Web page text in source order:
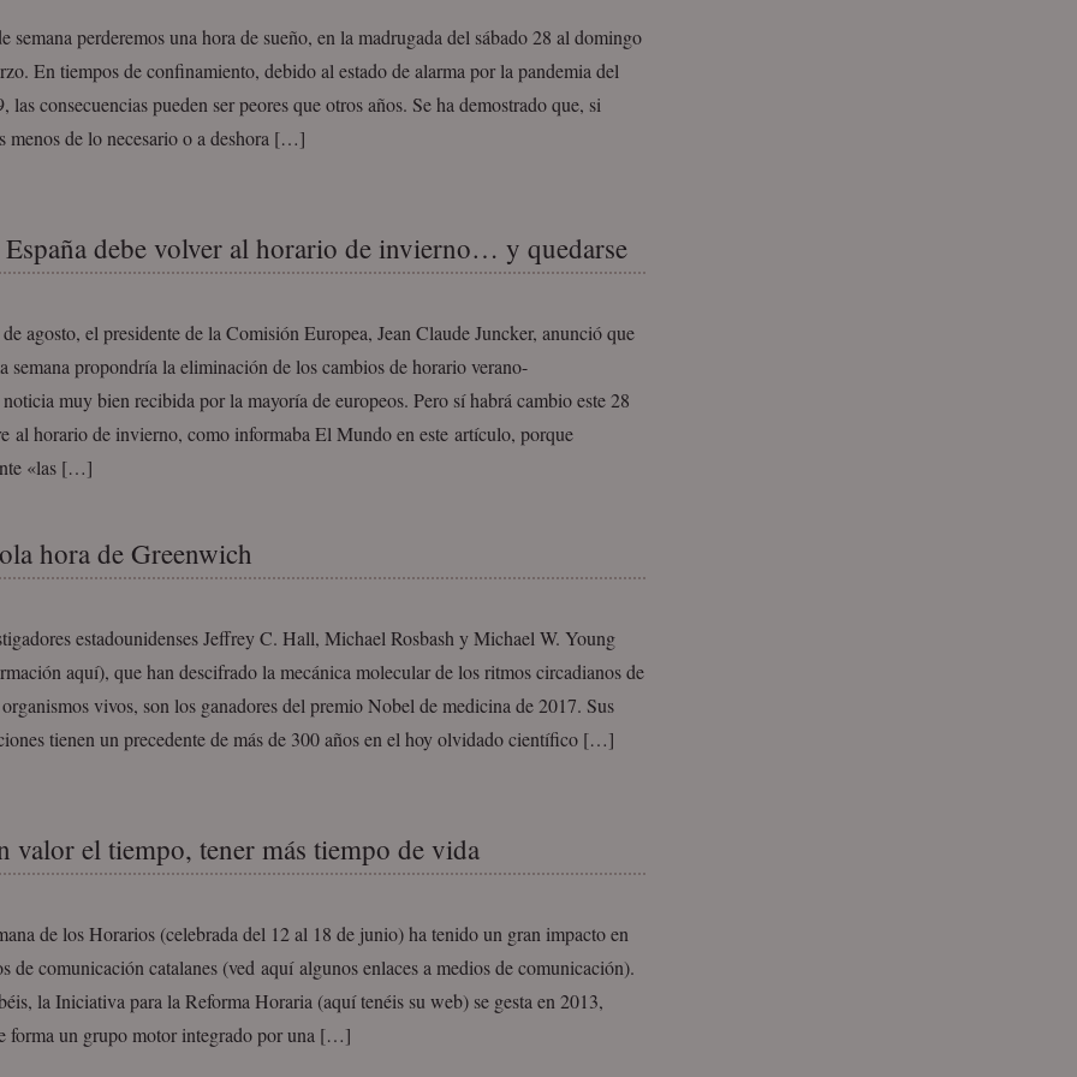
semana perderemos una hora de sueño, en la madrugada del sábado 28 al domingo
En tiempos de confinamiento, debido al estado de alarma por la pandemia del
las consecuencias pueden ser peores que otros años. Se ha demostrado que, si
menos de lo necesario o a deshora […]
España debe volver al horario de invierno… y quedarse
agosto, el presidente de la Comisión Europea, Jean Claude Juncker, anunció que
semana propondría la eliminación de los cambios de horario verano-
muy bien recibida por la mayoría de europeos. Pero sí habrá cambio este 28
al horario de invierno, como informaba El Mundo en este artículo, porque
«las […]
hora de Greenwich
estadounidenses Jeffrey C. Hall, Michael Rosbash y Michael W. Young
aquí), que han descifrado la mecánica molecular de los ritmos circadianos de
vivos, son los ganadores del premio Nobel de medicina de 2017. Sus
tienen un precedente de más de 300 años en el hoy olvidado científico […]
valor el tiempo, tener más tiempo de vida
de los Horarios (celebrada del 12 al 18 de junio) ha tenido un gran impacto en
de comunicación catalanes (ved aquí algunos enlaces a medios de comunicación).
la Iniciativa para la Reforma Horaria (aquí tenéis su web) se gesta en 2013,
forma un grupo motor integrado por una […]